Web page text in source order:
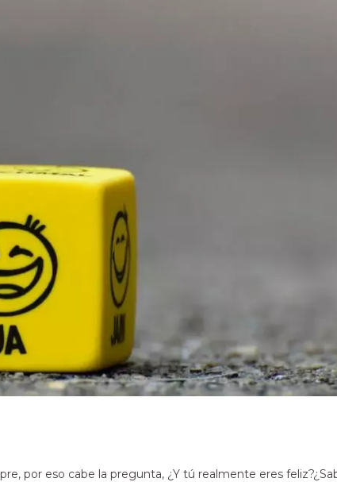
por eso cabe la pregunta, ¿Y tú realmente eres